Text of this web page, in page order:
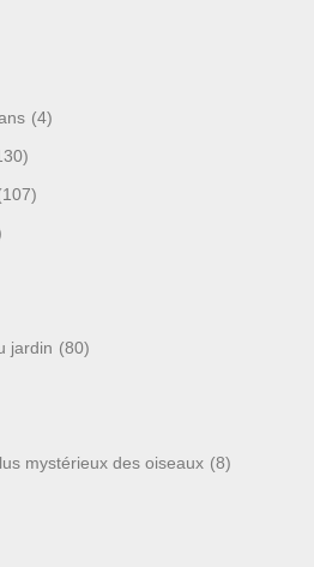
(4)
jardin (80)
mystérieux des oiseaux (8)